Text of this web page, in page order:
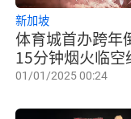
体育城首办跨年
15分钟烟火临空
新加坡
01/01/2025 00:24